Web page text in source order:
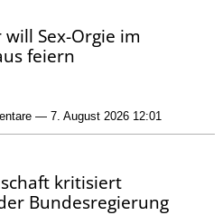
Sex-Orgie im
feiern
— 7. August 2026 12:01
kritisiert
Bundesregierung